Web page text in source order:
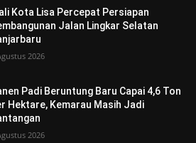
Kota Lisa Percepat Persiapan
Jalan Lingkar Selatan
2026
Padi Beruntung Baru Capai 4,6 Ton
Hektare, Kemarau Masih Jadi
2026